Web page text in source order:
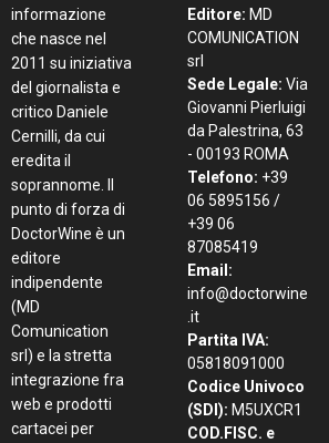
informazione
che nasce nel
2011 su iniziativa
del giornalista e
critico Daniele
Cernilli, da cui
eredita il
soprannome. Il
punto di forza di
DoctorWine è un
editore
indipendente
(MD
Comunication
srl) e la stretta
integrazione fra
web e prodotti
cartacei per
Editore: MD
COMUNICATION
srl
Sede Legale: Via
Giovanni Pierluigi
da Palestrina, 63
- 00193 ROMA
Telefono: +39
06 5895156 /
+39 06
87085419
Email:
info@doctorwine
.it
Partita IVA:
05818091000
Codice Univoco
(SDI): M5UXCR1
COD.FISC. e